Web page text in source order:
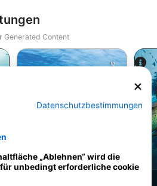
Generated Content
Shutterstock-Shane Myers Photography
Meeresschildkröte
Datenschutzbestimmungen
„Ablehnen“ wird die
unbedingt erforderliche cookie